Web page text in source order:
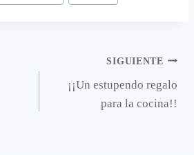
SIGUIENTE
¡¡Un estupendo regalo
para la cocina!!